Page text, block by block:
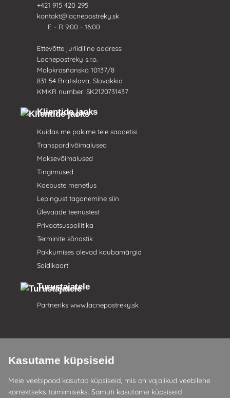
+421 915 420 295
kontakt@lacnepostreky.sk
E - R 9:00 - 16:00
Ettevõtte juriidiline aadress:
Lacnepostreky s.r.o.
Malokrasňanská 10137/8
831 54 Bratislava, Slovakkia
KMKR number: SK2120731437
Klientide jaoks
Kuidas me pakime teie saadetisi
Transpordivõimalused
Maksevõimalused
Tingimused
Kaebuste menetlus
Lepingust taganemine siin
Ülevaade teenustest
Privaatsuspoliitika
Terminite sõnastik
Pakkumises olevad kaubamärgid
Saidikaart
Turustajatele
Partneriks www.lacnepostreky.sk
Anname teile alati asjatundlikku nõu
Kaebusi käsitletakse 24 tunni jooksul
Kasutame küpsiseid
Meie veebipood kasutab küpsiseid, mis on vajalikud veebilehe
korrektseks toimimiseks. Samuti kasutame küpsiseid